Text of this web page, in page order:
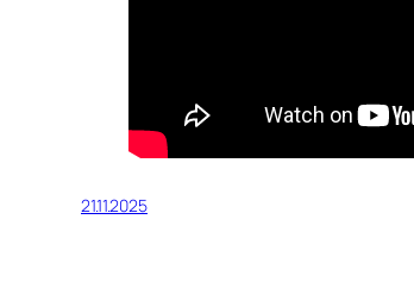
21.11.2025